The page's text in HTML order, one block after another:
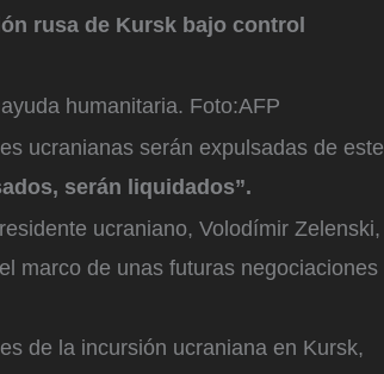
rusa de Kursk bajo control
humanitaria. Foto:AFP
ucranianas serán expulsadas de este
serán liquidados”.
ucraniano, Volodímir Zelenski,
marco de unas futuras negociaciones
de la incursión ucraniana en Kursk,